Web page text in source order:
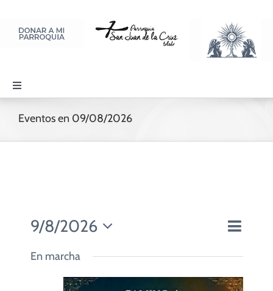
contenido
Toggle
Navigation
PARROQUIA
CUIDADO PASTORAL
Eventos en 09/08/2026
vistas
Evento
Día
9/8/2026
Seleccionar
fecha.
En marcha